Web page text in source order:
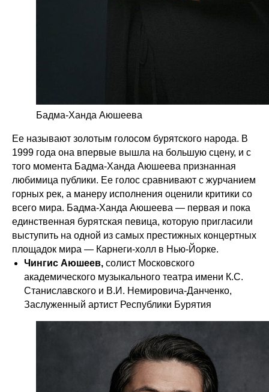
Бадма-Ханда Аюшеева
Ее называют золотым голосом бурятского народа. В
1999 года она впервые вышла на большую сцену, и с
того момента Бадма-Ханда Аюшеева признанная
любимица публики. Ее голос сравнивают с журчанием
горных рек, а манеру исполнения оценили критики со
всего мира. Бадма-Ханда Аюшеева — первая и пока
единственная бурятская певица, которую пригласили
выступить на одной из самых престижных концертных
площадок мира — Карнеги-холл в Нью-Йорке.
Чингис Аюшеев, солист Московского
академического музыкального театра имени К.С.
Станиславского и В.И. Немировича-Данченко,
Заслуженный артист Республики Бурятия